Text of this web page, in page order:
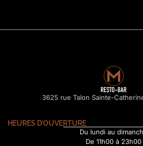
3625 rue Talon Sainte-
HEURES D’OUVERTURE
Du lundi au
De 11h00 à 23h00